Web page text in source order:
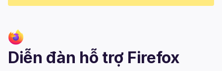
Diễn đàn hỗ trợ Firefox